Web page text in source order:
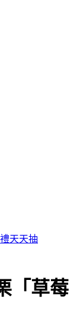
」 全場笑：杜拜
「草莓